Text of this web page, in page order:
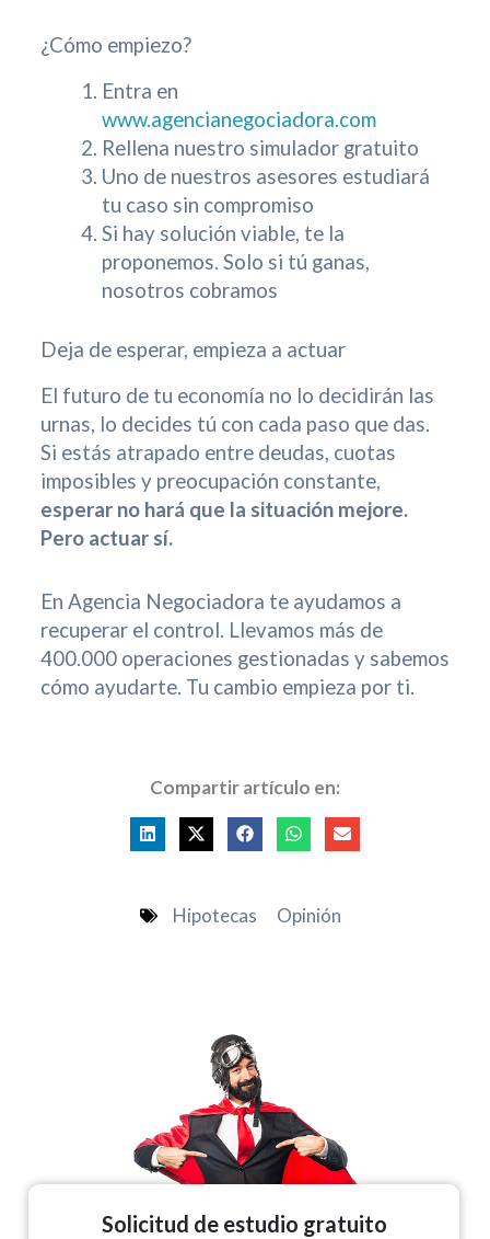
¿Cómo empiezo?
Entra en
www.agencianegociadora.com
Rellena nuestro simulador gratuito
Uno de nuestros asesores estudiará
tu caso sin compromiso
Si hay solución viable, te la
proponemos. Solo si tú ganas,
nosotros cobramos
Deja de esperar, empieza a actuar
El futuro de tu economía no lo decidirán las
urnas, lo decides tú con cada paso que das.
Si estás atrapado entre deudas, cuotas
imposibles y preocupación constante,
esperar no hará que la situación mejore.
Pero actuar sí.
En Agencia Negociadora te ayudamos a
recuperar el control. Llevamos más de
400.000 operaciones gestionadas y sabemos
cómo ayudarte. Tu cambio empieza por ti.
Compartir artículo en:
Hipotecas Opinión
Solicitud de estudio gratuito